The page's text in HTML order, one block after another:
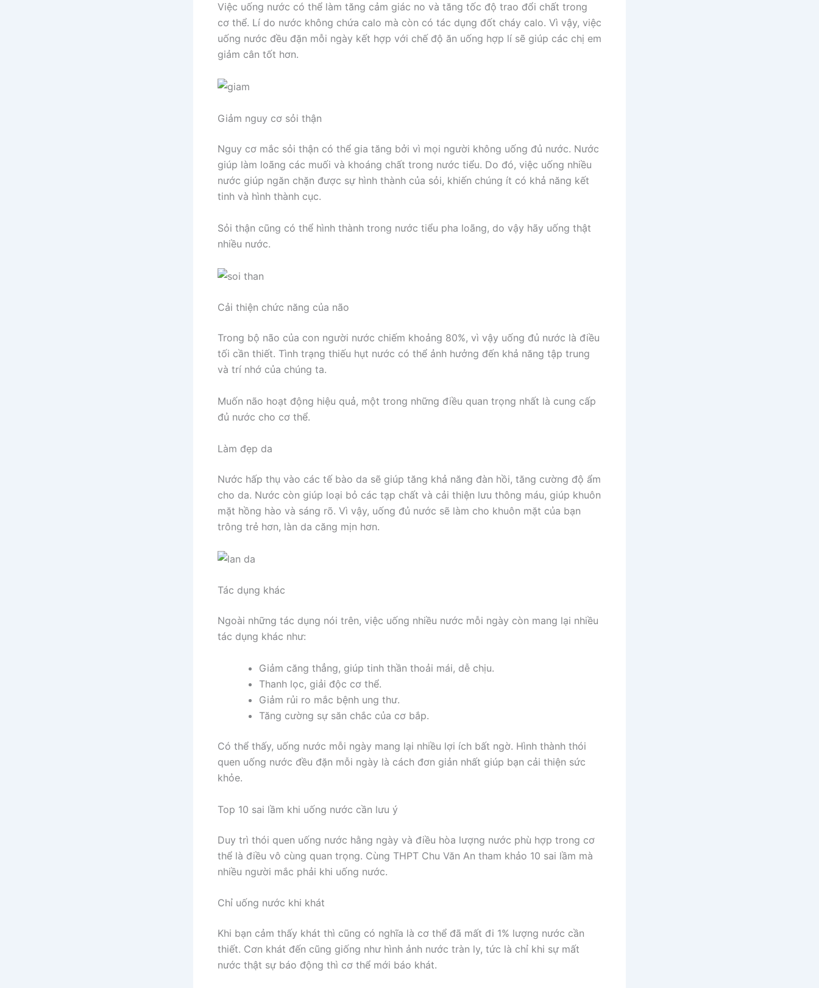
Việc uống nước có thể làm tăng cảm giác no và tăng tốc độ trao đổi chất trong
cơ thể. Lí do nước không chứa calo mà còn có tác dụng đốt cháy calo. Vì vậy, việc
uống nước đều đặn mỗi ngày kết hợp với chế độ ăn uống hợp lí sẽ giúp các chị em
giảm cân tốt hơn.
Giảm nguy cơ sỏi thận
Nguy cơ mắc sỏi thận có thể gia tăng bởi vì mọi người không uống đủ nước. Nước
giúp làm loãng các muối và khoáng chất trong nước tiểu. Do đó, việc uống nhiều
nước giúp ngăn chặn được sự hình thành của sỏi, khiến chúng ít có khả năng kết
tinh và hình thành cục.
Sỏi thận cũng có thể hình thành trong nước tiểu pha loãng, do vậy hãy uống thật
nhiều nước.
Cải thiện chức năng của não
Trong bộ não của con người nước chiếm khoảng 80%, vì vậy uống đủ nước là điều
tối cần thiết. Tình trạng thiếu hụt nước có thể ảnh hưởng đến khả năng tập trung
và trí nhớ của chúng ta.
Muốn não hoạt động hiệu quả, một trong những điều quan trọng nhất là cung cấp
đủ nước cho cơ thể.
Làm đẹp da
Nước hấp thụ vào các tế bào da sẽ giúp tăng khả năng đàn hồi, tăng cường độ ẩm
cho da. Nước còn giúp loại bỏ các tạp chất và cải thiện lưu thông máu, giúp khuôn
mặt hồng hào và sáng rõ. Vì vậy, uống đủ nước sẽ làm cho khuôn mặt của bạn
trông trẻ hơn, làn da căng mịn hơn.
Tác dụng khác
Ngoài những tác dụng nói trên, việc uống nhiều nước mỗi ngày còn mang lại nhiều
tác dụng khác như:
Giảm căng thẳng, giúp tinh thần thoải mái, dễ chịu.
Thanh lọc, giải độc cơ thể.
Giảm rủi ro mắc bệnh ung thư.
Tăng cường sự săn chắc của cơ bắp.
Có thể thấy, uống nước mỗi ngày mang lại nhiều lợi ích bất ngờ. Hình thành thói
quen uống nước đều đặn mỗi ngày là cách đơn giản nhất giúp bạn cải thiện sức
khỏe.
Top 10 sai lầm khi uống nước cần lưu ý
Duy trì thói quen uống nước hằng ngày và điều hòa lượng nước phù hợp trong cơ
thể là điều vô cùng quan trọng. Cùng THPT Chu Văn An tham khảo 10 sai lầm mà
nhiều người mắc phải khi uống nước.
Chỉ uống nước khi khát
Khi bạn cảm thấy khát thì cũng có nghĩa là cơ thể đã mất đi 1% lượng nước cần
thiết. Cơn khát đến cũng giống như hình ảnh nước tràn ly, tức là chỉ khi sự mất
nước thật sự báo động thì cơ thể mới báo khát.